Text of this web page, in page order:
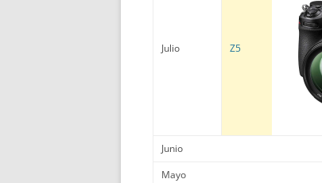
Julio Z5
Junio
Mayo